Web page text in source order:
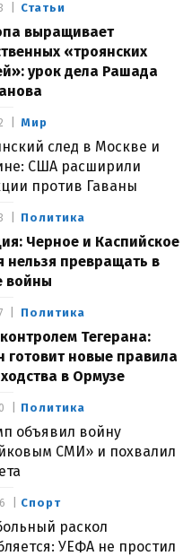
Статьи
выращивает
«троянских
урок дела Рашада
Мир
след в Москве и
США расширили
против Гаваны
Политика
Черное и Каспийское
нельзя превращать в
войны
Политика
Тегерана:
готовит новые правила
в Ормузе
Политика
объявил войну
СМИ» и похвалил
Спорт
раскол
УЕФА не простил